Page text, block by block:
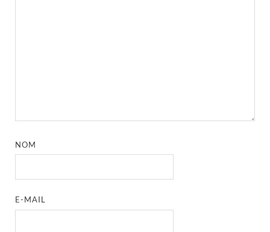
NOM
E-MAIL